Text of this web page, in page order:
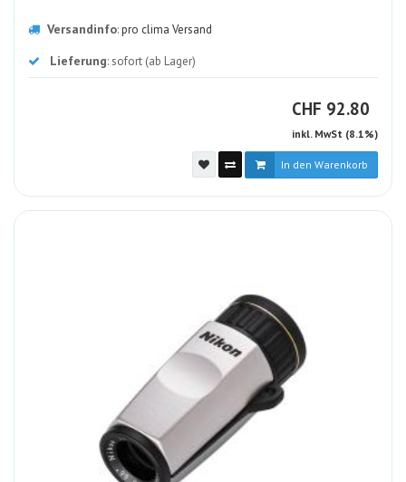
Versandinfo:pro clima Versand
Lieferung: sofort (ab Lager)
CHF CHF
92.80
inkl. MwSt (8.1%)
In den Warenkorb